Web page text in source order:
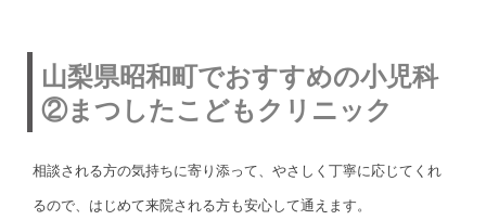
山梨県昭和町でおすすめの小児科
②まつしたこどもクリニック
相談される方の気持ちに寄り添って、やさしく丁寧に応じてくれ
るので、はじめて来院される方も安心して通えます。